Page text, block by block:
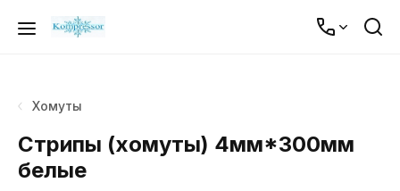
Хомуты
Стрипы (хомуты) 4мм*300мм
белые